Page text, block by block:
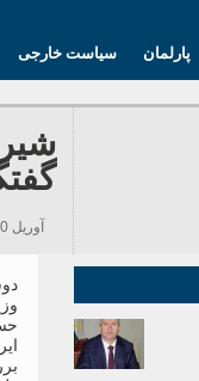
سیاست خارجی پارلمان
آوریل 30, 2025 12:00, 316 بازدید ها